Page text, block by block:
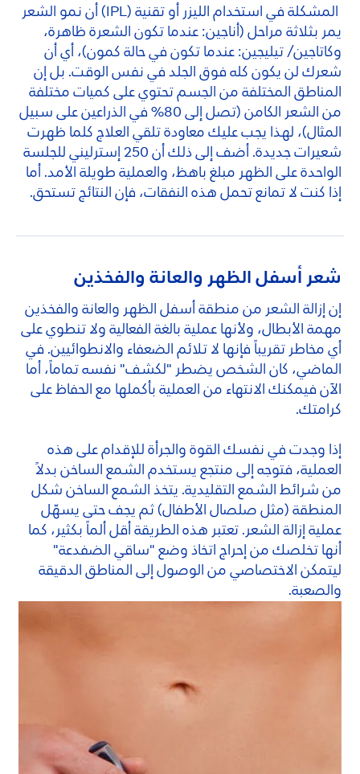
المشكلة في استخدام الليزر أو تقنية (IPL) أن نمو الشعر
يمر بثلاثة مراحل (أناجين: عندما تكون الشعرة ظاهرة،
وكاتاجين/ تيليجين: عندما تكون في حالة كمون)، أي أن
شعرك لن يكون كله فوق الجلد في نفس الوقت. بل إن
المناطق المختلفة من الجسم تحتوي على كميات مختلفة
من الشعر الكامن (تصل إلى 80% في الذراعين على سبيل
المثال)، لهذا يجب عليك معاودة تلقي العلاج كلما ظهرت
شعيرات جديدة. أضف إلى ذلك أن 250 إسترليني للجلسة
الواحدة على الظهر مبلغ باهظ، والعملية طويلة الأمد. أما
إذا كنت لا تمانع تحمل هذه النفقات، فإن النتائج تستحق.
شعر أسفل الظهر والعانة والفخذين
إن إزالة الشعر من منطقة أسفل الظهر والعانة والفخذين
مهمة الأبطال، ولأنها عملية بالغة الفعالية ولا تنطوي على
أي مخاطر تقريباً فإنها لا تلائم الضعفاء والانطوائيين. في
الماضي، كان الشخص يضطر "لكشف" نفسه تماماً، أما
الآن فيمكنك الانتهاء من العملية بأكملها مع الحفاظ على
كرامتك.
إذا وجدت في نفسك القوة والجرأة للإقدام على هذه
العملية، فتوجه إلى منتجع يستخدم الشمع الساخن بدلاً
من شرائط الشمع التقليدية. يتخذ الشمع الساخن شكل
المنطقة (مثل صلصال الأطفال) ثم يجف حتى يسهّل
عملية إزالة الشعر. تعتبر هذه الطريقة أقل ألماً بكثير، كما
أنها تخلصك من إحراج اتخاذ وضع "ساقي الضفدعة"
ليتمكن الاختصاصي من الوصول إلى المناطق الدقيقة
والصعبة.